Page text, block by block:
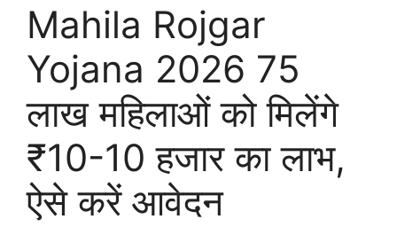
Mahila Rojgar
Yojana 2026 75
लाख महिलाओं को मिलेंगे
₹10-10 हजार का लाभ,
ऐसे करें आवेदन